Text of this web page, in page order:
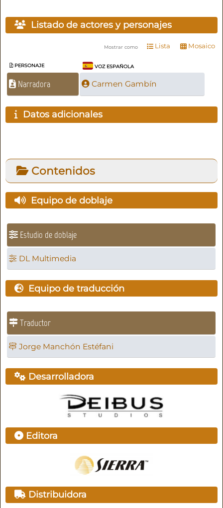
Listado de actores y personajes
Mostrar como Lista Mosaico
PERSONAJE VOZ ESPAÑOLA
Narradora Carmen Gambín
Datos adicionales
Contenidos
Equipo de doblaje
Estudio de doblaje
DL Multimedia
Equipo de traducción
Traductor
Jorge Manchón Estéfani
Desarrolladora
Editora
Distribuidora